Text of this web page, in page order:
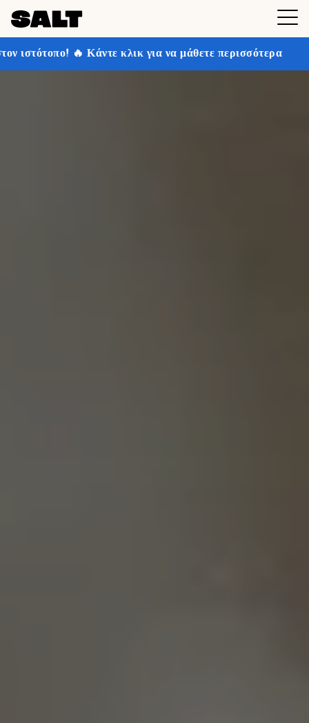
κλικ για να μάθετε περισσότερα Κερδίστε έως και